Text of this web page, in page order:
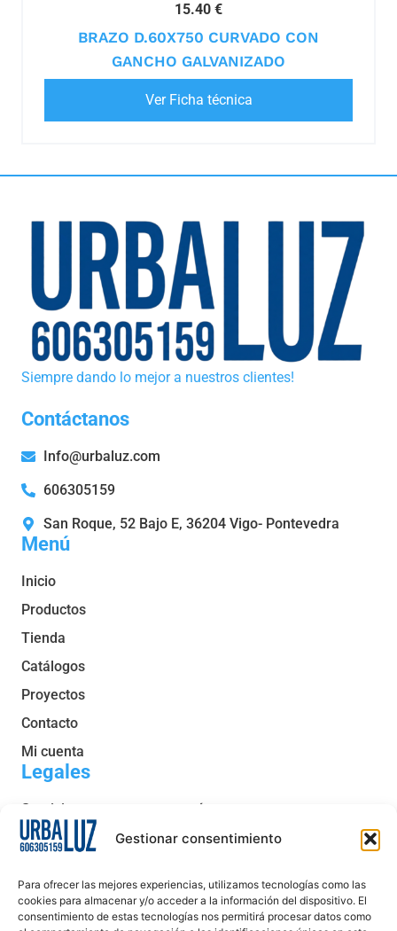
Gestionar consentimiento
Para ofrecer las mejores experiencias, utilizamos tecnologías como las
cookies para almacenar y/o acceder a la información del dispositivo. El
consentimiento de estas tecnologías nos permitirá procesar datos como
15.40 €
BRAZO D.60X750 CURVADO CON
GANCHO GALVANIZADO
Ver Ficha técnica
Siempre dando lo mejor a nuestros clientes!
Menú
Inicio
Productos
Tienda
Catálogos
Proyectos
Contacto
Mi cuenta
Legales
Servicio post venta y garantía
Condiciones generales de venta
Política de cookies
Aviso legal
Contáctanos
Info@urbaluz.com
606305159
San Roque, 52 Bajo E, 36204 Vigo- Pontevedra